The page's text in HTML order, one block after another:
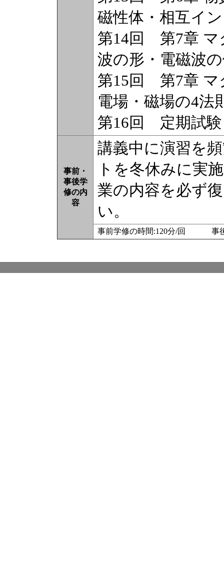
磁性体・相互イ
第14回 第7章
波の形・電磁波
第15回 第7章
電場・磁場の4法
第16回 定期試験
事前・
事後学
修の内
容
講義中に演習を
トを冬休みに実
業の内容を必ず
い。
事前学修の時間:120分/回 事後